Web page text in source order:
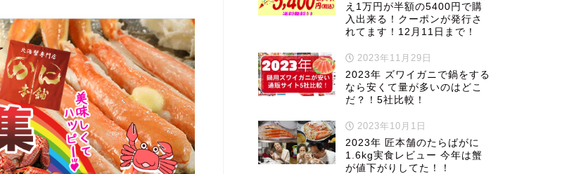
え1万円が半額の5400円で購
入出来る！クーポンが発行さ
れてます！12月11日まで！
2023年11月29日
2023年 ズワイガニで鍋をする
なら安くて量が多いのはどこ
だ？！5社比較！
2023年10月1日
2023年 匠本舗のたらばがに
1.6kg実食レビュー 今年は蟹
が値下がりしてた！！